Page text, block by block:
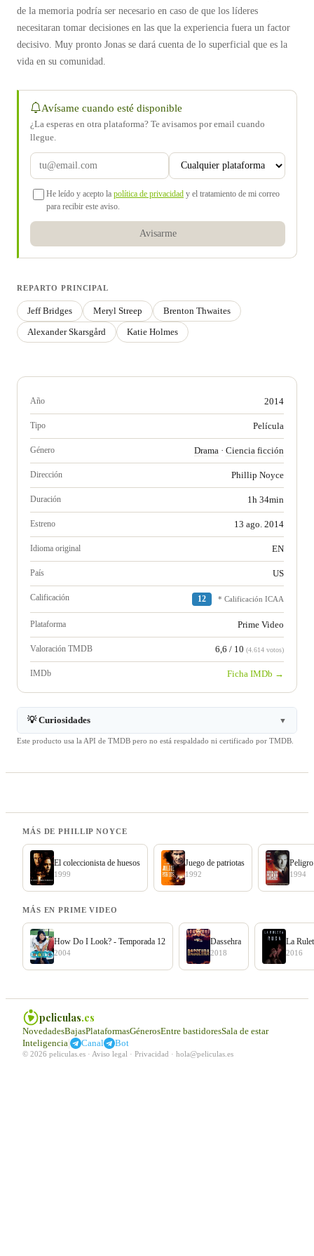
de la memoria podría ser necesario en caso de que los líderes
necesitaran tomar decisiones en las que la experiencia fuera un factor
decisivo. Muy pronto Jonas se dará cuenta de lo superficial que es la
vida en su comunidad.
Avísame cuando esté disponible
¿La esperas en otra plataforma? Te avisamos por email cuando
llegue.
He leído y acepto la política de privacidad y el tratamiento de mi correo
para recibir este aviso.
Avisarme
REPARTO PRINCIPAL
Jeff Bridges Meryl Streep
Brenton Thwaites
Alexander Skarsgård
Katie Holmes
Año 2014
Tipo Película
Género Drama · Ciencia ficción
Dirección Phillip Noyce
Duración 1h 34min
Estreno 13 ago. 2014
Idioma original EN
País US
Calificación 12 * Calificación ICAA
Plataforma Prime Video
Valoración TMDB 6,6 / 10 (4.614 votos)
IMDb Ficha IMDb →
💡 Curiosidades ▼
Este producto usa la API de TMDB pero no está respaldado ni certificado por TMDB.
MÁS DE PHILLIP NOYCE
El coleccionista de huesos
1999
Juego de patriotas
1992 1994
MÁS EN PRIME VIDEO
How Do I Look? - Temporada 12
2004
Dassehra
2018
La
2016
peliculas.es
NovedadesBajasPlataformasGénerosEntre bastidoresSala de estar
Inteligencia| Canal Bot
© 2026 peliculas.es · Aviso legal · Privacidad · hola@peliculas.es